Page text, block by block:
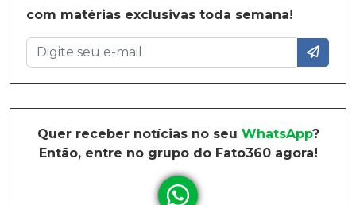
com matérias exclusivas toda semana!
Quer receber notícias no seu WhatsApp?
Então, entre no grupo do Fato360 agora!